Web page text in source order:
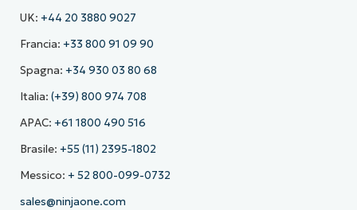
UK: +44 20 3880 9027
Francia: +33 800 91 09 90
Spagna: +34 930 03 80 68
Italia: (+39) 800 974 708
APAC: +61 1800 490 516
Brasile: +55 (11) 2395-1802
Messico: + 52 800-099-0732
sales@ninjaone.com